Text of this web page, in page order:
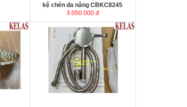
kệ chén đa năng CBKC8245
3.050.000 đ